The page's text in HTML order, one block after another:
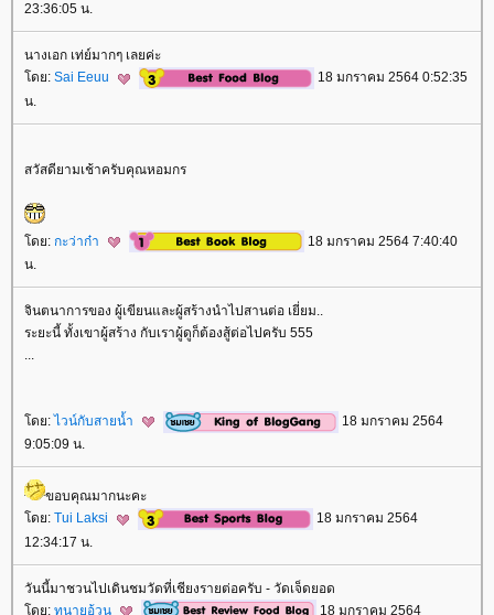
23:36:05 น.
นางเอก เท่ย์มากๆ เลยค่ะ
ดย: Sai Eeuu
18 มกราคม 2564 0:52:35
น.
สวัสดียามเช้าครับคุณหอมกร
ดย: กะว่าก๋า
18 มกราคม 2564 7:40:40
น.
จินตนาการของ ผู้เขียนและผู้สร้างนำไปสานต่อ เยี่ยม..
ระยะนี้ ทั้งเขาผู้สร้าง กับเราผู้ดูก็ต้องสู้ต่อไปครับ 555
...
ดย: ไวน์กับสายน้ำ
18 มกราคม 2564
9:05:09 น.
ขอบคุณมากนะคะ
ดย: Tui Laksi
18 มกราคม 2564
12:34:17 น.
วันนี้มาชวนไปเดินชมวัดที่เชียงรายต่อครับ - วัดเจ็ดยอด
ดย: ทนายอ้วน
18 มกราคม 2564